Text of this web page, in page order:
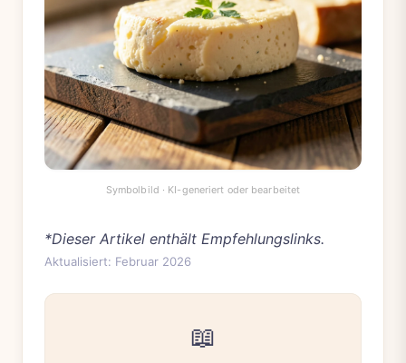
*Dieser Artikel enthält Empfehlungslinks.
Aktualisiert: Februar 2026
📖